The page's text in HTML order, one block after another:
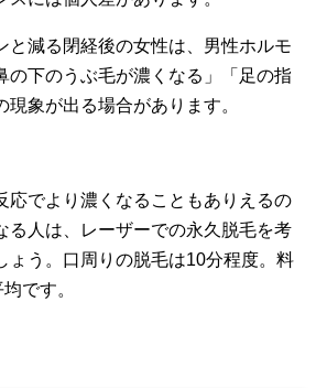
と減る閉経後の女性は、男性ホルモ
の下のうぶ毛が濃くなる」「足の指
象が出る場合があります。
応でより濃くなることもありえるの
る人は、レーザーでの永久脱毛を考
ょう。口周りの脱毛は10分程度。料
です。